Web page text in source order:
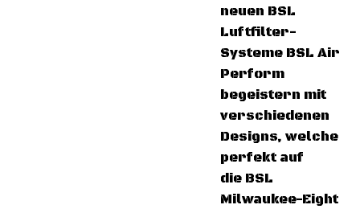
neuen BSL
Luftfilter-
Systeme BSL Air
Perform
begeistern mit
verschiedenen
Designs, welche
perfekt auf
die BSL
Milwaukee-Eight